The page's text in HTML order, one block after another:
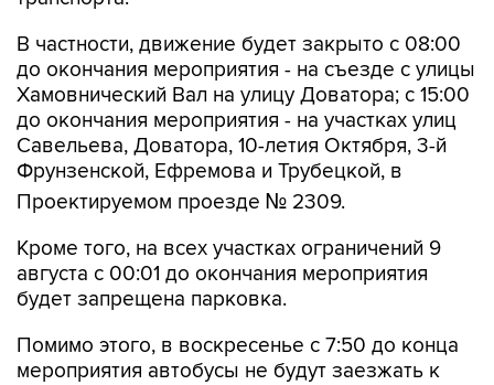
В частности, движение будет закрыто с 08:00
до окончания мероприятия - на съезде с улицы
Хамовнический Вал на улицу Доватора; с 15:00
до окончания мероприятия - на участках улиц
Савельева, Доватора, 10-летия Октября, 3-й
Фрунзенской, Ефремова и Трубецкой, в
Проектируемом проезде № 2309.
Кроме того, на всех участках ограничений 9
августа с 00:01 до окончания мероприятия
будет запрещена парковка.
Помимо этого, в воскресенье с 7:50 до конца
мероприятия автобусы не будут заезжать к